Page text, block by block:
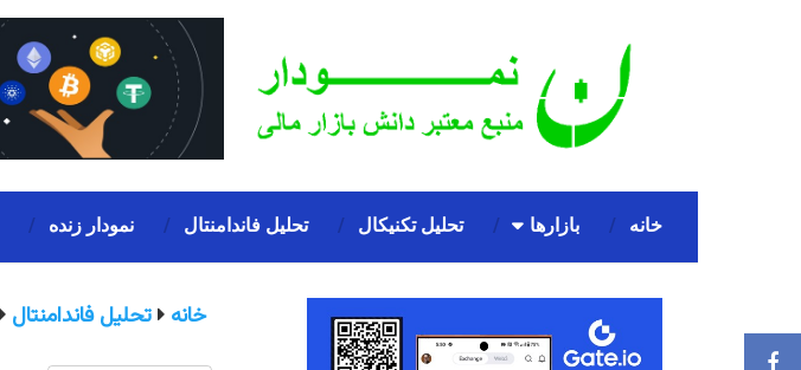
خانه بازارها تحلیل تکنیکال تحلیل فاندامنتال نمودار زنده
خانه تحلیل فاندامنتال